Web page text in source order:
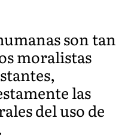
son tan
moralistas
las
del uso de